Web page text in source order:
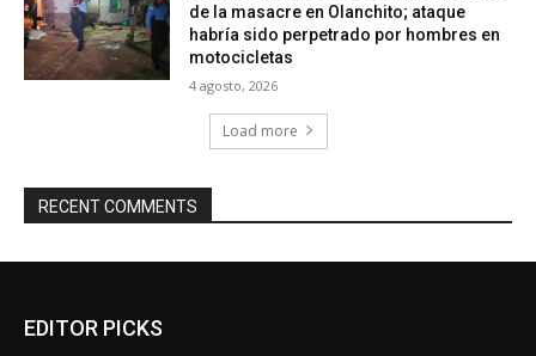
de la masacre en Olanchito; ataque
habría sido perpetrado por hombres en
motocicletas
4 agosto, 2026
Load more
RECENT COMMENTS
EDITOR PICKS